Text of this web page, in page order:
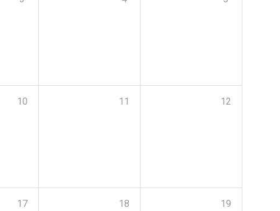
10 11 12
17 18 19